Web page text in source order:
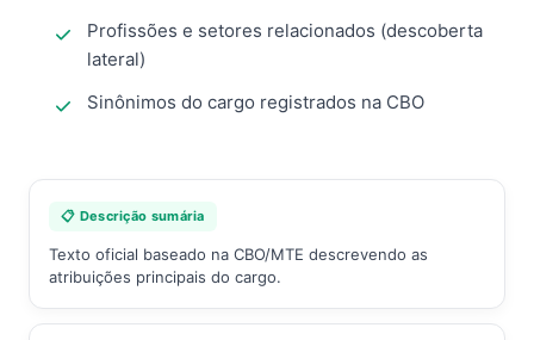
Profissões e setores relacionados (descoberta
lateral)
Sinônimos do cargo registrados na CBO
📋 Descrição sumária
Texto oficial baseado na CBO/MTE descrevendo as
atribuições principais do cargo.